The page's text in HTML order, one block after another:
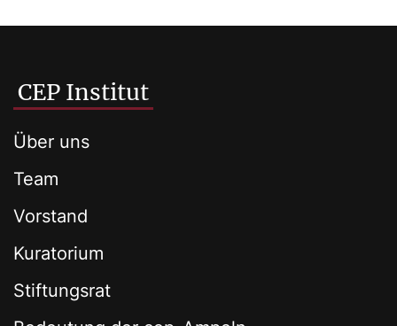
CEP Institut
Über uns
Team
Vorstand
Kuratorium
Stiftungsrat